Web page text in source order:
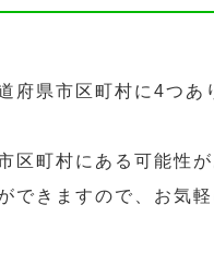
府県市区町村に4つあ
区町村にある可能性が
できますので、お気軽